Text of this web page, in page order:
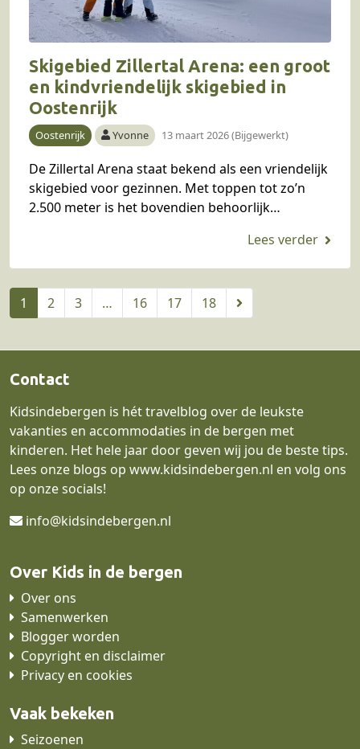
Skigebied Zillertal Arena: een groot
en kindvriendelijk skigebied in
Oostenrijk
Oostenrijk Yvonne 13 maart 2026 (Bijgewerkt)
De Zillertal Arena staat bekend als een vriendelijk
skigebied voor gezinnen. Met toppen tot zo’n
2.500 meter is het bovendien behoorlijk
1 2 3 … 16 17 18
Contact
Kidsindebergen is hét travelblog over de leukste
vakanties en accommodaties in de bergen met
kinderen. Het hele jaar door geven wij jou de beste tips.
Lees onze blogs op www.kidsindebergen.nl en volg ons
op onze socials!
info@kidsindebergen.nl
Over Kids in de bergen
Over ons
Samenwerken
Blogger worden
Copyright en disclaimer
Privacy en cookies
Vaak bekeken
Seizoenen